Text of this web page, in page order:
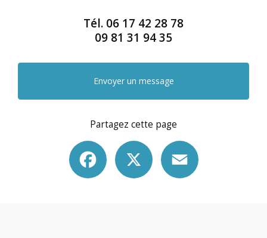
Tél. 06 17 42 28 78
09 81 31 94 35
Envoyer un message
Partagez cette page
Facebook